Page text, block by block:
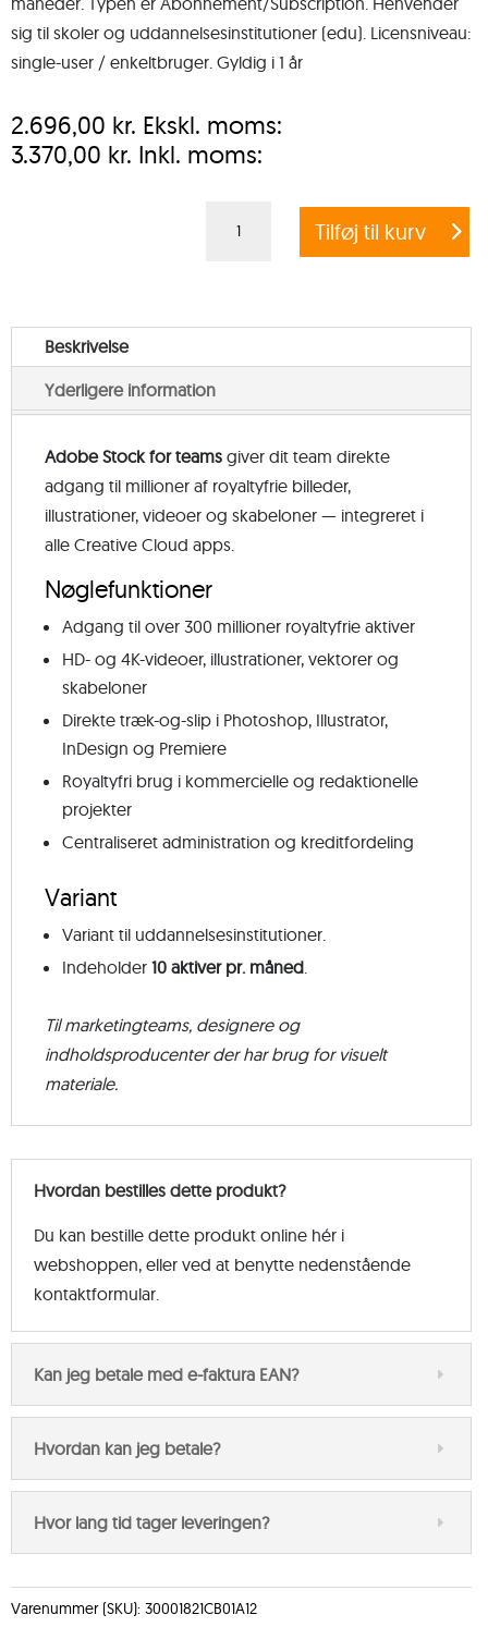
sig til skoler og uddannelsesinstitutioner (edu). Licensniveau:
single-user / enkeltbruger. Gyldig i 1 år
2.696,00 kr. Ekskl. moms:
3.370,00 kr. Inkl. moms:
EDU
(10
aktiver/md)
(variant
1)
antal
Tilføj til kurv
Beskrivelse
Yderligere information
Adobe Stock for teams giver dit team direkte
adgang til millioner af royaltyfrie billeder,
illustrationer, videoer og skabeloner — integreret i
alle Creative Cloud apps.
Nøglefunktioner
Adgang til over 300 millioner royaltyfrie aktiver
HD- og 4K-videoer, illustrationer, vektorer og
skabeloner
Direkte træk-og-slip i Photoshop, Illustrator,
InDesign og Premiere
Royaltyfri brug i kommercielle og redaktionelle
projekter
Centraliseret administration og kreditfordeling
Variant
Variant til uddannelsesinstitutioner.
Indeholder 10 aktiver pr. måned.
Til marketingteams, designere og
indholdsproducenter der har brug for visuelt
materiale.
Hvordan bestilles dette produkt?
Du kan bestille dette produkt online hér i
webshoppen, eller ved at benytte nedenstående
kontaktformular.
Kan jeg betale med e-faktura EAN?
Hvordan kan jeg betale?
Hvor lang tid tager leveringen?
Varenummer (SKU): 30001821CB01A12